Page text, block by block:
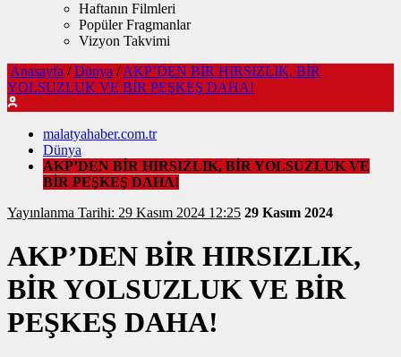
Haftanın Filmleri
Popüler Fragmanlar
Vizyon Takvimi
Anasayfa / Dünya / AKP’DEN BİR HIRSIZLIK, BİR
YOLSUZLUK VE BİR PEŞKEŞ DAHA!
malatyahaber.com.tr
Dünya
AKP’DEN BİR HIRSIZLIK, BİR YOLSUZLUK VE
BİR PEŞKEŞ DAHA!
Yayınlanma Tarihi: 29 Kasım 2024 12:25 29 Kasım 2024
AKP’DEN BİR HIRSIZLIK,
BİR YOLSUZLUK VE BİR
PEŞKEŞ DAHA!